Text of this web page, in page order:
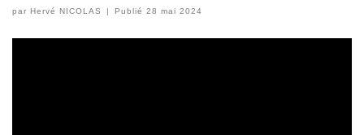
par Hervé NICOLAS Publié28 mai 2024